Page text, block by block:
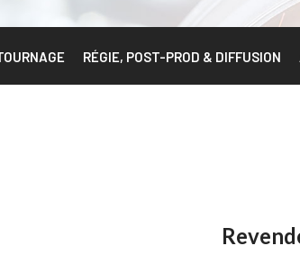
RÉGIE, POST-PROD & DIFFUSION